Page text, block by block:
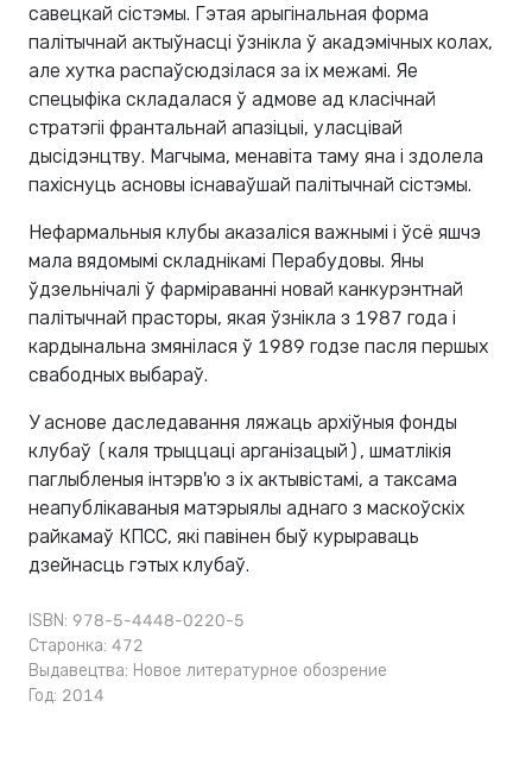
савецкай сістэмы. Гэтая арыгінальная форма
палітычнай актыўнасці ўзнікла ў акадэмічных колах,
але хутка распаўсюдзілася за іх межамі. Яе
спецыфіка складалася ў адмове ад класічнай
стратэгіі франтальнай апазіцыі, уласцівай
дысідэнцтву. Магчыма, менавіта таму яна і здолела
пахіснуць асновы існаваўшай палітычнай сістэмы.
Нефармальныя клубы аказаліся важнымі і ўсё яшчэ
мала вядомымі складнікамі Перабудовы. Яны
ўдзельнічалі ў фарміраванні новай канкурэнтнай
палітычнай прасторы, якая ўзнікла з 1987 года і
кардынальна змянілася ў 1989 годзе пасля першых
свабодных выбараў.
У аснове даследавання ляжаць архіўныя фонды
клубаў (каля трыццаці арганізацый), шматлікія
паглыбленыя інтэрв'ю з іх актывістамі, а таксама
неапублікаваныя матэрыялы аднаго з маскоўскіх
райкамаў КПСС, які павінен быў курыраваць
дзейнасць гэтых клубаў.
ISBN: 978-5-4448-0220-5
Старонка: 472
Выдавецтва: Новое литературное обозрение
Год: 2014